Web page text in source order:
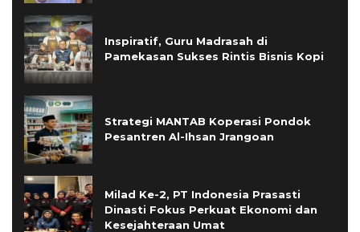
Inspiratif, Guru Madrasah di
Pamekasan Sukses Rintis Bisnis Kopi
Strategi MANTAB Koperasi Pondok
Pesantren Al-Ihsan Jrangoan
Milad Ke-2, PT Indonesia Prasasti
Dinasti Fokus Perkuat Ekonomi dan
Kesejahteraan Umat